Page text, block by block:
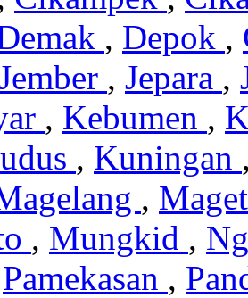
, Depok ,
, Jepara ,
, Kebumen ,
, Kuningan
,
, Mungkid ,
Pamekasan ,